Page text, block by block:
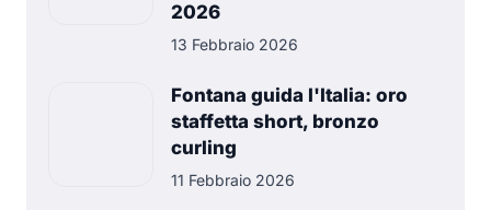
2026
13 Febbraio 2026
Fontana guida l'Italia: oro
staffetta short, bronzo
curling
11 Febbraio 2026